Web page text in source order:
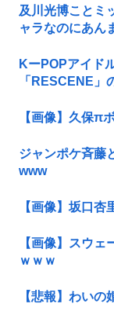
及川光博ことミ
ャラなのにあん
KーPOPアイド
「RESCENE」
【画像】久保π
ジャンポケ斉藤
www
【画像】坂口
【画像】スウ
ｗｗｗ
【悲報】わい